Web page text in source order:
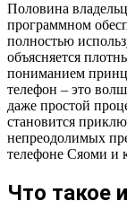
Половина
программном
полностью
объясняется
пониманием
телефон – это
даже простой
становится
непреодолимых
телефоне Сяоми и
Что такое